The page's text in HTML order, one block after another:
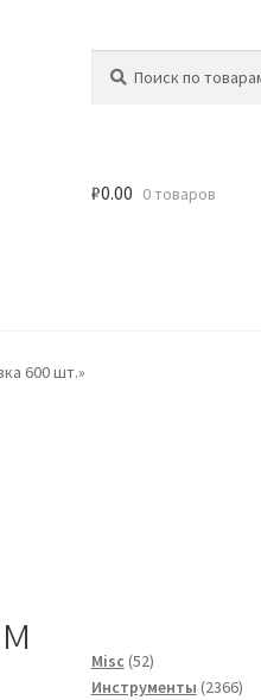
₽0.00 0 товаров
600 шт.»
Misc 5252
товара
Инструменты 23662366